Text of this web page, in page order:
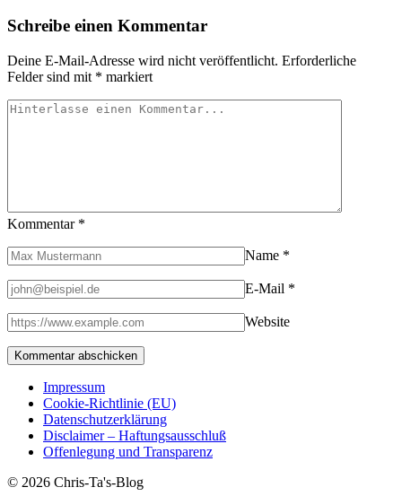
Schreibe einen Kommentar
Deine E-Mail-Adresse wird nicht veröffentlicht. Erforderliche
Felder sind mit * markiert
Kommentar *
Name *
E-Mail *
Website
Impressum
Cookie-Richtlinie (EU)
Datenschutzerklärung
Disclaimer – Haftungsausschluß
Offenlegung und Transparenz
© 2026 Chris-Ta's-Blog